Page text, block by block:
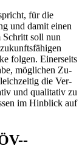
für die
und damit einen
soll nun
folgen. Einer­seits
mög­lichen Zu­
die Ver­
und quali­tativ zu
im Hin­blick auf